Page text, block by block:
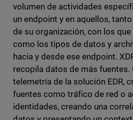
volumen de actividades
un endpoint y en aquellos,
de su organización, con los
como los tipos de datos y
hacia y desde ese endpoint.
recopila datos de más fuentes.
telemetría de la solución EDR,
fuentes como tráfico de red o
identidades, creando una